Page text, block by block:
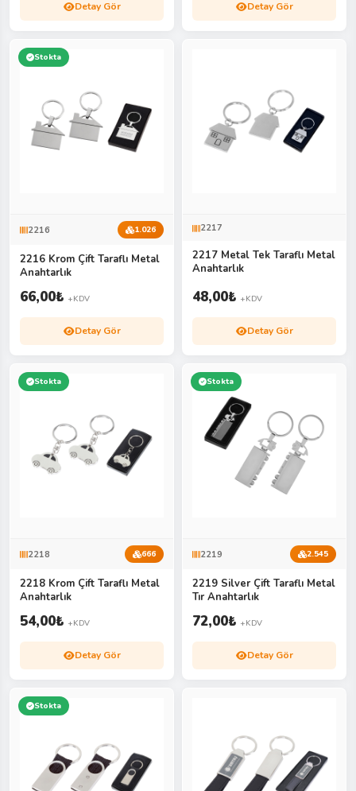
Detay Gör Detay Gör
Stokta
2216 1.026
2216 Krom Çift Taraflı Metal
Anahtarlık
66,00₺ +KDV
Detay Gör
2217
2217 Metal Tek Taraflı Metal
Anahtarlık
48,00₺ +KDV
Detay Gör
Stokta
2218 666
2218 Krom Çift Taraflı Metal
Anahtarlık
54,00₺ +KDV
Detay Gör
Stokta
2219 2.545
2219 Silver Çift Taraflı Metal
Tır Anahtarlık
72,00₺ +KDV
Detay Gör
Stokta